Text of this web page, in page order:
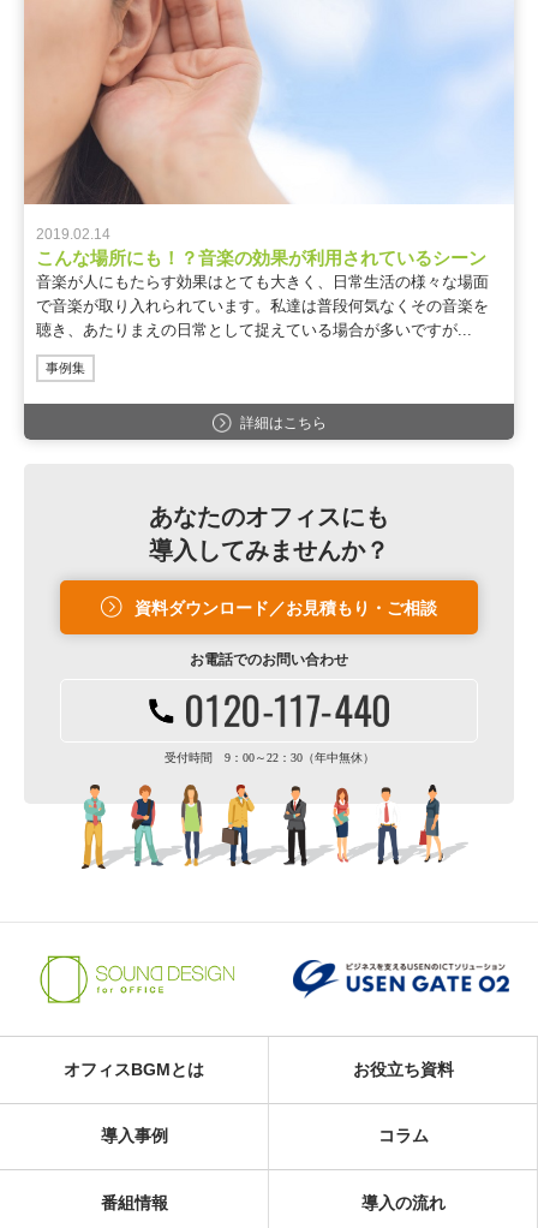
2019.02.14
こんな場所にも！？音楽の効果が利用されているシーン
音楽が人にもたらす効果はとても大きく、日常生活の様々な場面
で音楽が取り入れられています。私達は普段何気なくその音楽を
聴き、あたりまえの日常として捉えている場合が多いですが...
事例集
詳細はこちら
あなたのオフィスにも
導入してみませんか？
資料ダウンロード／お見積もり・ご相談
お電話でのお問い合わせ
受付時間 9：00～22：30（年中無休）
オフィスBGMとは お役立ち資料
導入事例 コラム
番組情報 導入の流れ